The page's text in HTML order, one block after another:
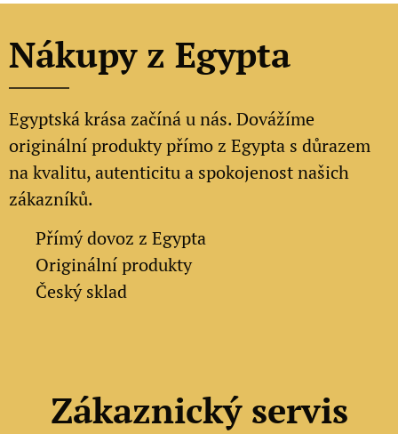
Nákupy z Egypta
Egyptská krása začíná u nás. Dovážíme
originální produkty přímo z Egypta s důrazem
na kvalitu, autenticitu a spokojenost našich
zákazníků.
Přímý dovoz z Egypta
Originální produkty
✔ Český sklad
Zákaznický servis